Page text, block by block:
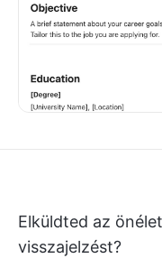
Elküldted az
visszajelzést?